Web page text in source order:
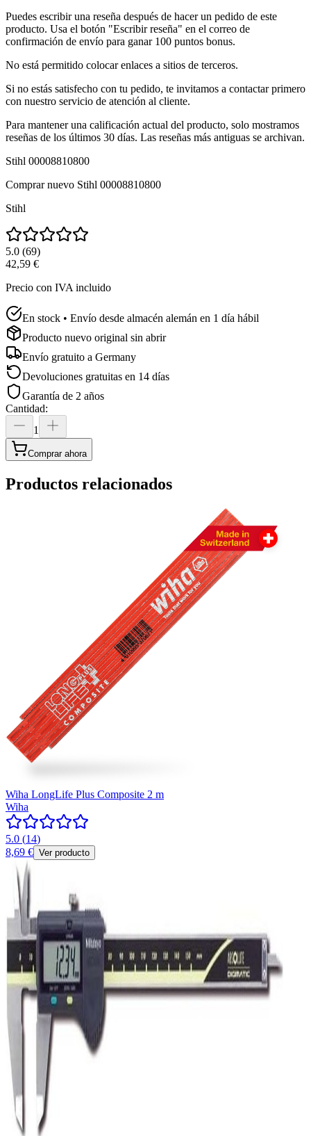
Puedes escribir una reseña después de hacer un pedido de este
producto. Usa el botón "Escribir reseña" en el correo de
confirmación de envío para ganar 100 puntos bonus.
No está permitido colocar enlaces a sitios de terceros.
Si no estás satisfecho con tu pedido, te invitamos a contactar primero
con nuestro servicio de atención al cliente.
Para mantener una calificación actual del producto, solo mostramos
reseñas de los últimos 30 días. Las reseñas más antiguas se archivan.
Stihl 00008810800
Comprar nuevo Stihl 00008810800
Stihl
5.0 (69)
42,59 €
Precio con IVA incluido
En stock • Envío desde almacén alemán en 1 día hábil
Producto nuevo original sin abrir
Envío gratuito a Germany
Devoluciones gratuitas en 14 días
Garantía de 2 años
Cantidad:
1
Comprar ahora
Productos relacionados
Wiha LongLife Plus Composite 2 m
Wiha
5.0 (14)
8,69 € Ver producto